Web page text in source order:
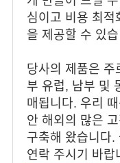
심이고 비용 최적
을 제공할 수 있
당사의 제품은
부 유럽, 남부 및
매됩니다. 우리
안 해외의 많은
구축해 왔습니다.
연락 주시기 바랍